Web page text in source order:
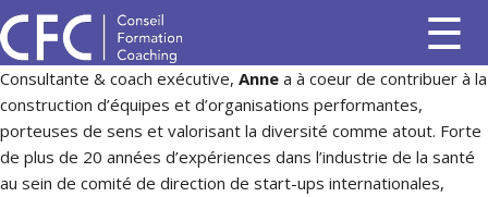
Consultante & coach exécutive, Anne a à coeur de contribuer à la
construction d’équipes et d’organisations performantes,
porteuses de sens et valorisant la diversité comme atout. Forte
de plus de 20 années d’expériences dans l’industrie de la santé
au sein de comité de direction de start-ups internationales,